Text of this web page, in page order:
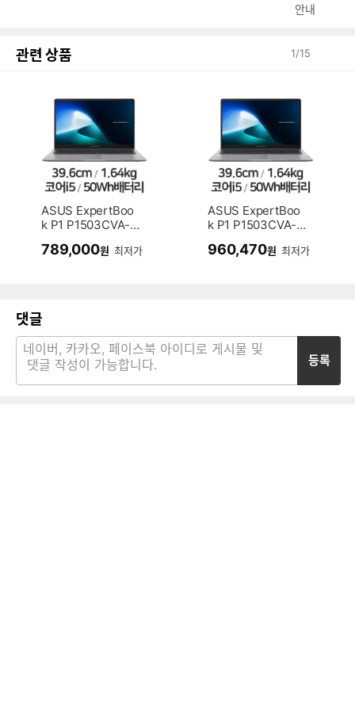
안내
관련 상품 1/15
ASUS ExpertBoo
k P1 P1503CVA-S
B)
789,000원 최저가
ASUS ExpertBoo
k P1 P1503CVA-S
B램 (SSD 512GB)
960,470원 최저가
댓글
등록